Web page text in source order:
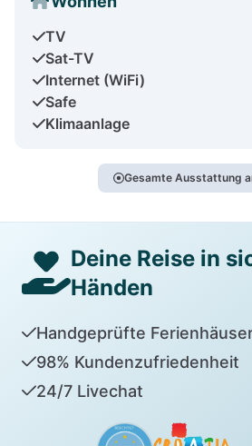
TV
Sat-TV
Internet (WiFi)
Safe
Klimaanlage
Gesamte Ausstattung
Deine Reise in
Händen
Handgeprüfte
98% Kundenzufriedenheit
24/7 Livechat